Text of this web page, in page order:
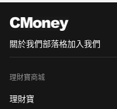
關於我們部落格加入我們
理財寶商城
理財寶